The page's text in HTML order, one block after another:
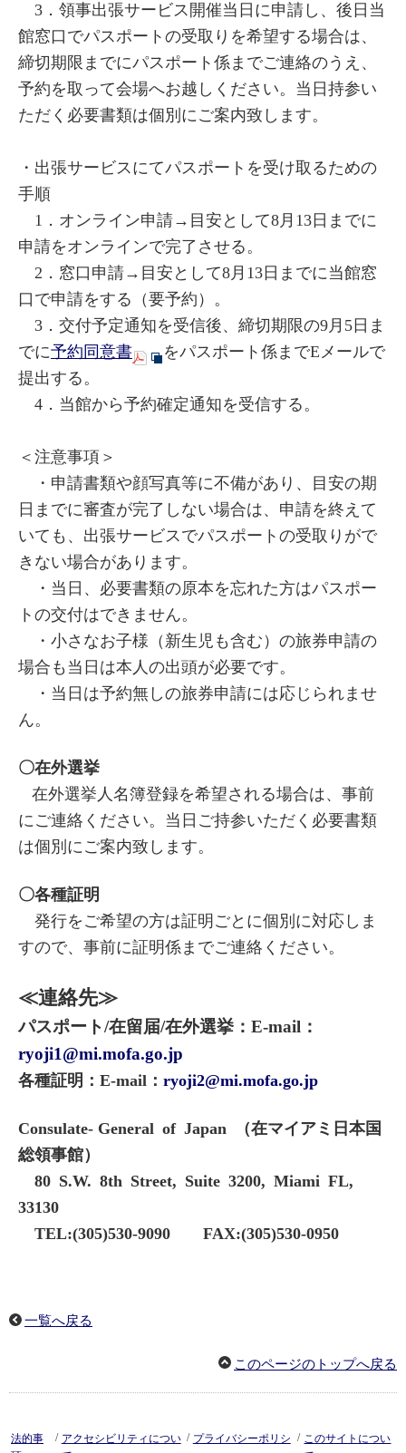
3．領事出張サービス開催当日に申請し、後日当
館窓口でパスポートの受取りを希望する場合は、
締切期限までにパスポート係までご連絡のうえ、
予約を取って会場へお越しください。当日持参い
ただく必要書類は個別にご案内致します。
・出張サービスにてパスポートを受け取るための
手順
1．オンライン申請→目安として8月13日までに
申請をオンラインで完了させる。
2．窓口申請→目安として8月13日までに当館窓
口で申請をする（要予約）。
3．交付予定通知を受信後、締切期限の9月5日ま
でに予約同意書
をパスポート係までEメールで
提出する。
4．当館から予約確定通知を受信する。
＜注意事項＞
・申請書類や顔写真等に不備があり、目安の期
日までに審査が完了しない場合は、申請を終えて
いても、出張サービスでパスポートの受取りがで
きない場合があります。
・当日、必要書類の原本を忘れた方はパスポー
トの交付はできません。
・小さなお子様（新生児も含む）の旅券申請の
場合も当日は本人の出頭が必要です。
・当日は予約無しの旅券申請には応じられませ
ん。
〇在外選挙
在外選挙人名簿登録を希望される場合は、事前
にご連絡ください。当日ご持参いただく必要書類
は個別にご案内致します。
〇各種証明
発行をご希望の方は証明ごとに個別に対応しま
すので、事前に証明係までご連絡ください。
≪連絡先≫
パスポート/在留届/在外選挙：E-mail：
ryoji1@mi.mofa.go.jp
各種証明：E-mail： ryoji2@mi.mofa.go.jp
Consulate- General of Japan （在マイアミ日本国
総領事館）
80 S.W. 8th Street, Suite 3200, Miami FL,
33130
TEL:(305)530-9090 FAX:(305)530-0950
一覧へ戻る
このページのトップへ戻る
法的事
/ アクセシビリティについ / プライバシーポリシ
/ このサイトについ